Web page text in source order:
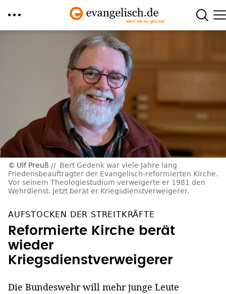
Ulf Preuß
Bert Gedenk war viele Jahre lang
Friedensbeauftragter der Evangelisch-reformierten Kirche.
Vor seinem Theologiestudium verweigerte er 1981 den
Wehrdienst. Jetzt berät er Kriegsdienstverweigerer.
AUFSTOCKEN DER STREITKRÄFTE
Reformierte Kirche berät
wieder
Kriegsdienstverweigerer
Die Bundeswehr will mehr junge Leute